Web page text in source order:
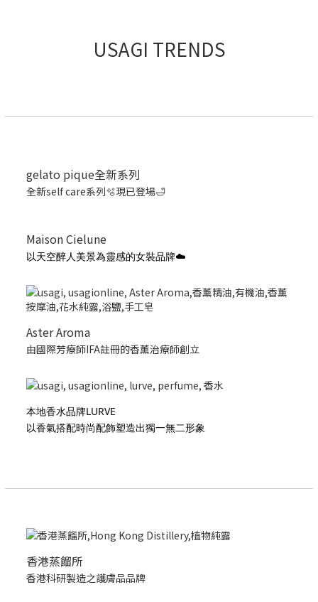
USAGI TRENDS
gelato pique全新系列
全新self care系列🫧現已登場🛁
Maison Cielune
以天空醉人美景為靈感的女裝品牌☁️
Aster Aroma
由國際芳療師IFA註冊的香薰治療師創立
本地香水品牌LURVE
以香氣搭配時尚配飾塑造出獨一無二形象
香港蒸餾所
香港科研製造之護膚品品牌